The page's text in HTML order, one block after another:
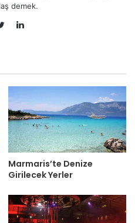
demek.
LinkedIn
Marmaris’te Denize
Girilecek Yerler